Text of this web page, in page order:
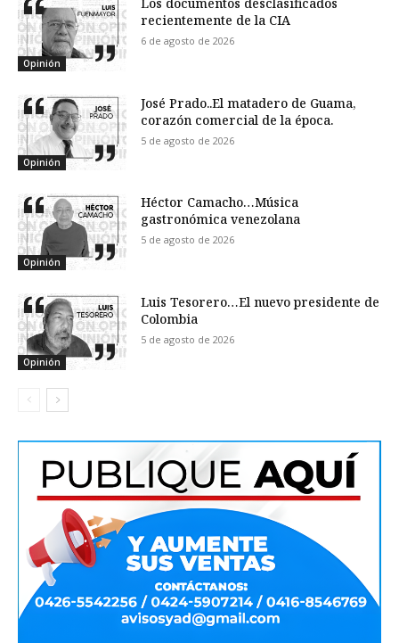
Opinión
recientemente de la CIA
6 de agosto de 2026
Opinión
José Prado..El matadero de Guama,
corazón comercial de la época.
5 de agosto de 2026
Opinión
Héctor Camacho…Música
gastronómica venezolana
5 de agosto de 2026
Opinión
Luis Tesorero…El nuevo presidente de
Colombia
5 de agosto de 2026